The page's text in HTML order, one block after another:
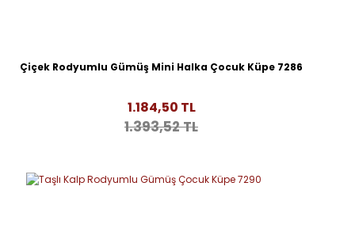
Çiçek Rodyumlu Gümüş Mini Halka Çocuk Küpe 7286
1.184,50 TL
1.393,52 TL